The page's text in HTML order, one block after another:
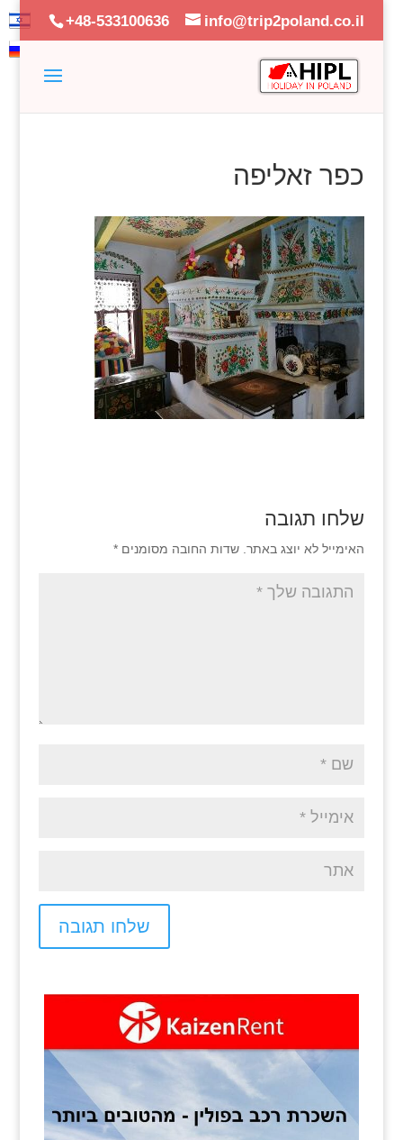
+48-533100636 info@trip2poland.co.il
כפר זאליפה
שלחו תגובה
האימייל לא יוצג באתר. שדות החובה מסומנים *